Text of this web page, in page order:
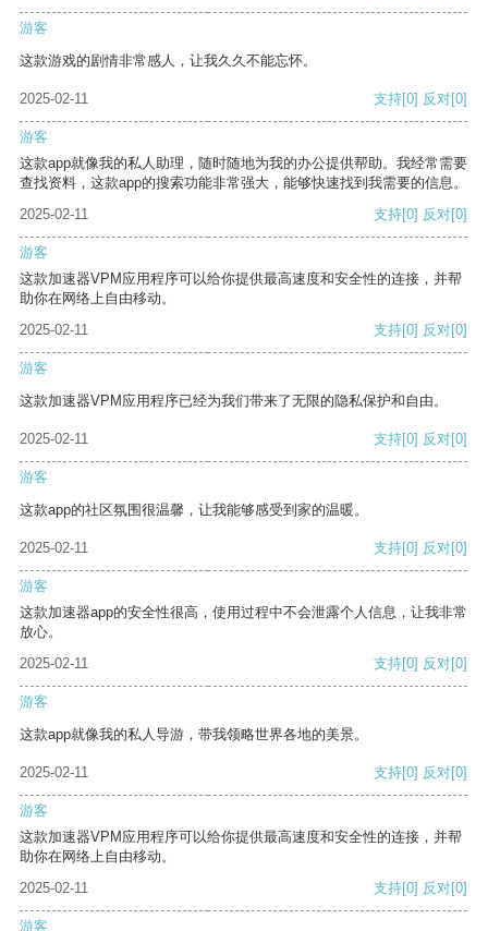
游客
这款游戏的剧情非常感人，让我久久不能忘怀。
2025-02-11 支持[0] 反对[0]
游客
这款app就像我的私人助理，随时随地为我的办公提供帮助。我经常需要
查找资料，这款app的搜索功能非常强大，能够快速找到我需要的信息。
2025-02-11
支持[0] 反对[0]
游客
这款加速器VPM应用程序可以给你提供最高速度和安全性的连接，并帮
助你在网络上自由移动。
2025-02-11
支持[0] 反对[0]
游客
这款加速器VPM应用程序已经为我们带来了无限的隐私保护和自由。
2025-02-11 支持[0] 反对[0]
游客
这款app的社区氛围很温馨，让我能够感受到家的温暖。
2025-02-11 支持[0] 反对[0]
游客
这款加速器app的安全性很高，使用过程中不会泄露个人信息，让我非常
放心。
2025-02-11
支持[0] 反对[0]
游客
这款app就像我的私人导游，带我领略世界各地的美景。
2025-02-11 支持[0] 反对[0]
游客
这款加速器VPM应用程序可以给你提供最高速度和安全性的连接，并帮
助你在网络上自由移动。
2025-02-11
支持[0] 反对[0]
游客